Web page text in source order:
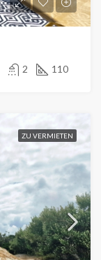
2 110
ZU VERMIETEN